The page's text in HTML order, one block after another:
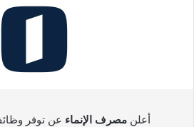
أعلن مصرف الإنماء عن توفر